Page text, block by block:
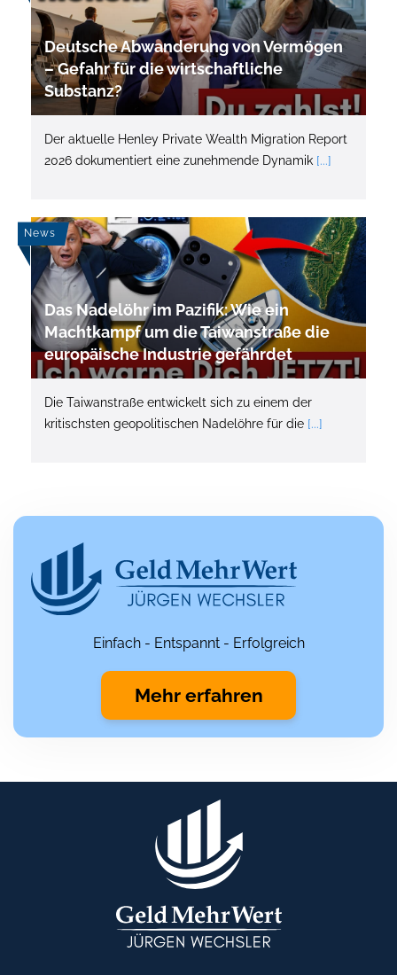
Deutsche Abwanderung von Vermögen
– Gefahr für die wirtschaftliche
Substanz?
Der aktuelle Henley Private Wealth Migration Report
2026 dokumentiert eine zunehmende Dynamik [...]
News
Das Nadelöhr im Pazifik: Wie ein
Machtkampf um die Taiwanstraße die
europäische Industrie gefährdet
Die Taiwanstraße entwickelt sich zu einem der
kritischsten geopolitischen Nadelöhre für die [...]
Einfach - Entspannt - Erfolgreich
Mehr erfahren